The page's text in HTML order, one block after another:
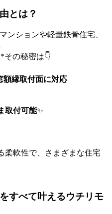
とは？
ンションや軽量鉄骨住宅、
の秘密は👇
額縁取付面に対応
取付可能✨
柔軟性で、さまざまな住宅
すべて叶えるウチリモ